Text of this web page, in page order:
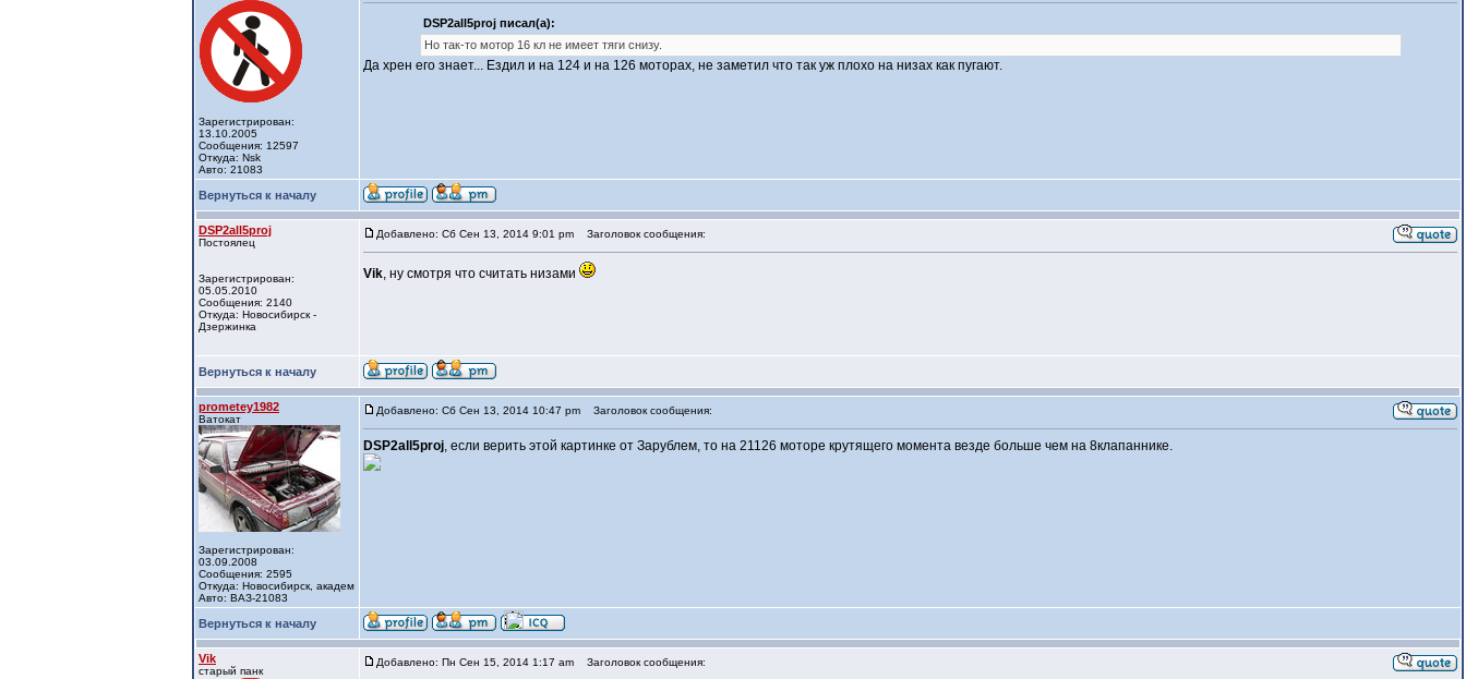
Зарегистрирован:
13.10.2005
Сообщения: 12597
Откуда: Nsk
Авто: 21083
DSP2all5proj писал(а):
Но так-то мотор 16 кл не имеет тяги снизу.
Да хрен его знает... Ездил и на 124 и на 126 моторах, не заметил что так уж плохо на низах как пугают.
Вернуться к началу
DSP2all5proj
Постоялец
Зарегистрирован:
05.05.2010
Сообщения: 2140
Откуда: Новосибирск -
Дзержинка
Добавлено: Сб Сен 13, 2014 9:01 pm Заголовок сообщения:
Vik, ну смотря что считать низами
Вернуться к началу
prometey1982
Ватокат
Зарегистрирован:
03.09.2008
Сообщения: 2595
Откуда: Новосибирск, академ
Авто: ВАЗ-21083
Добавлено: Сб Сен 13, 2014 10:47 pm Заголовок сообщения:
DSP2all5proj, если верить этой картинке от Зарублем, то на 21126 моторе крутящего момента везде больше чем на 8клапаннике.
Вернуться к началу
Vik
старый панк
Добавлено: Пн Сен 15, 2014 1:17 am Заголовок сообщения: